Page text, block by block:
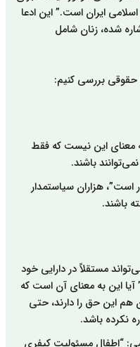
ایران است.” این ادعا
شده، زنان شامل
و حقوقی بررسی کنیم:
معنای این نیست که فقط
باشند.
هزاران سیاستمدار
باشند.
می‌تواند مستقلاً در دارایی خود
این به معنای آن است که
هم این حق را دارند، حتی
نکرده باشد.